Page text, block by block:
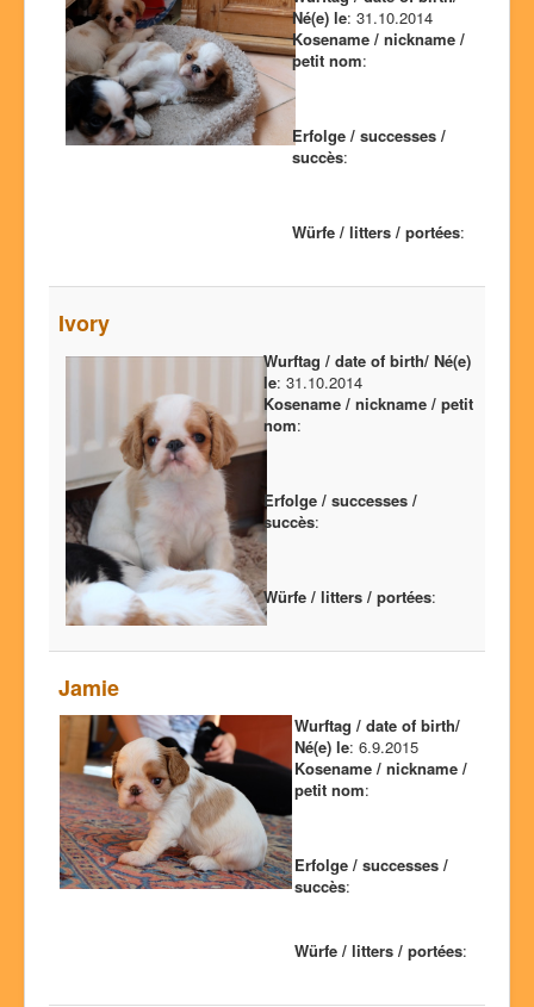
Né(e) le: 31.10.2014
Kosename / nickname /
petit nom:
Erfolge / successes /
succès:
Würfe / litters / portées:
Ivory
Wurftag / date of birth/ Né(e)
le: 31.10.2014
Kosename / nickname / petit
nom:
Erfolge / successes /
succès:
Würfe / litters / portées:
Jamie
Wurftag / date of birth/
Né(e) le: 6.9.2015
Kosename / nickname /
petit nom:
Erfolge / successes /
succès:
Würfe / litters / portées: